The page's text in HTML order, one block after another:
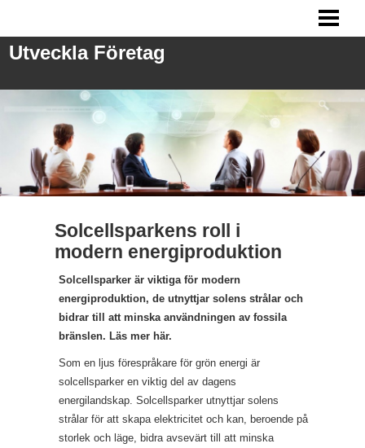
ANSTÄLLA PERSONAL
MARKNADSFÖRING
BLOGG
Utveckla Företag
Solcellsparkens roll i
modern energiproduktion
Solcellsparker är viktiga för modern
energiproduktion, de utnyttjar solens strålar och
bidrar till att minska användningen av fossila
bränslen. Läs mer här.
Som en ljus förespråkare för grön energi är
solcellsparker en viktig del av dagens
energilandskap. Solcellsparker utnyttjar solens
strålar för att skapa elektricitet och kan, beroende på
storlek och läge, bidra avsevärt till att minska